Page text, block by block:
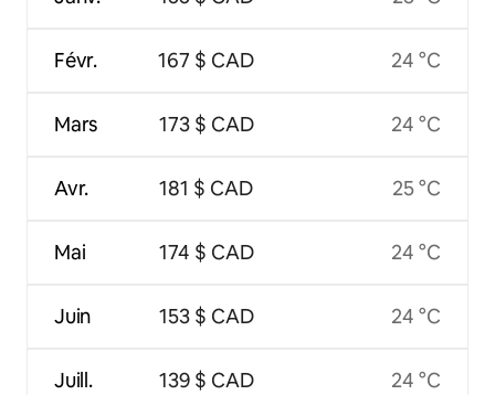
Févr.
Mars
Avr.
Mai
Juin
Juill.
167 $ CAD
173 $ CAD
181 $ CAD
174 $ CAD
153 $ CAD
139 $ CAD
24 °C
24 °C
25 °C
24 °C
24 °C
24 °C